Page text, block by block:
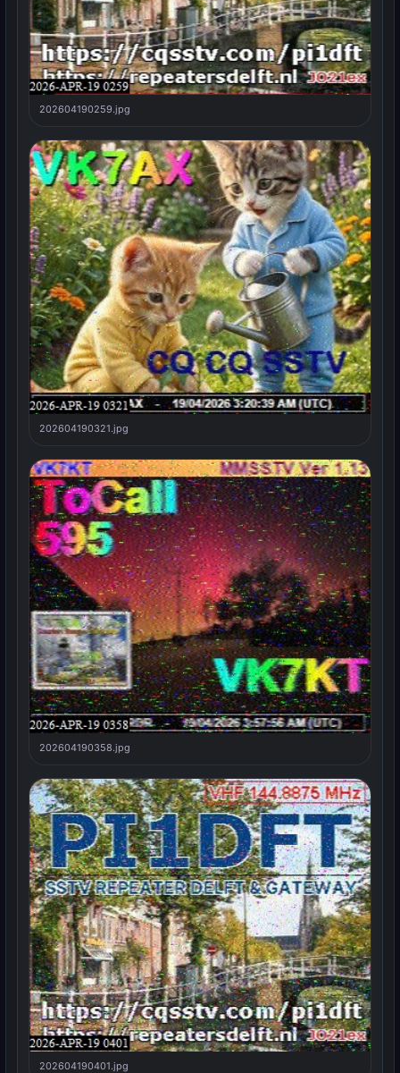
202604190259.jpg
202604190321.jpg
202604190358.jpg
202604190401.jpg